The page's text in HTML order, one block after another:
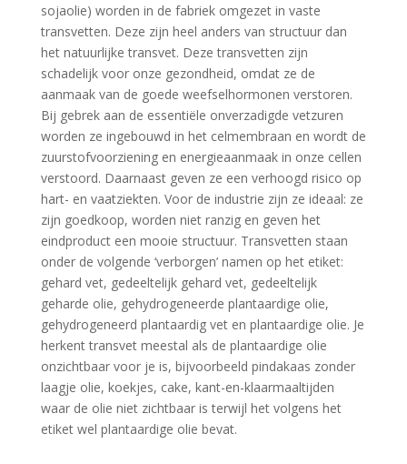
sojaolie) worden in de fabriek omgezet in vaste
transvetten. Deze zijn heel anders van structuur dan
het natuurlijke transvet. Deze transvetten zijn
schadelijk voor onze gezondheid, omdat ze de
aanmaak van de goede weefselhormonen verstoren.
Bij gebrek aan de essentiële onverzadigde vetzuren
worden ze ingebouwd in het celmembraan en wordt de
zuurstofvoorziening en energieaanmaak in onze cellen
verstoord. Daarnaast geven ze een verhoogd risico op
hart- en vaatziekten. Voor de industrie zijn ze ideaal: ze
zijn goedkoop, worden niet ranzig en geven het
eindproduct een mooie structuur. Transvetten staan
onder de volgende ‘verborgen’ namen op het etiket:
gehard vet, gedeeltelijk gehard vet, gedeeltelijk
geharde olie, gehydrogeneerde plantaardige olie,
gehydrogeneerd plantaardig vet en plantaardige olie. Je
herkent transvet meestal als de plantaardige olie
onzichtbaar voor je is, bijvoorbeeld pindakaas zonder
laagje olie, koekjes, cake, kant-en-klaarmaaltijden
waar de olie niet zichtbaar is terwijl het volgens het
etiket wel plantaardige olie bevat.